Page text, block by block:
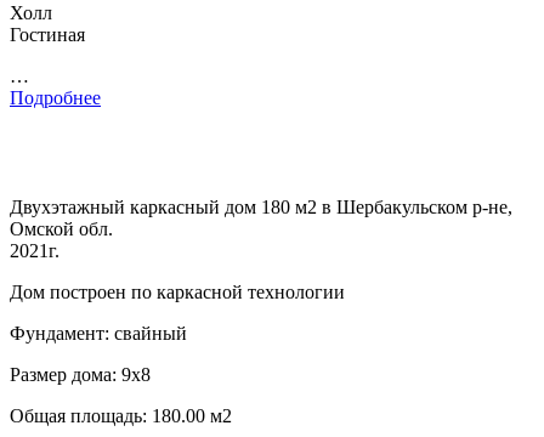
Холл
Гостиная
…
Подробнее
Двухэтажный каркасный дом 180 м2 в Шербакульском р-не,
Омской обл.
2021г.
Дом построен по каркасной технологии
Фундамент: свайный
Размер дома: 9х8
Общая площадь: 180.00 м2